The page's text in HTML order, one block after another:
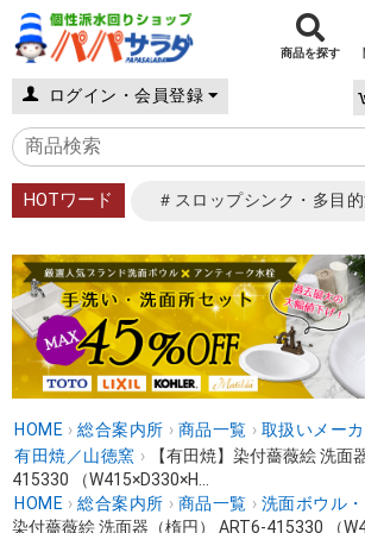
商品を探す
ログイン・会員登録
HOTワード ＃スロップシンク・多目
HOME › 総合案内所 › 商品一覧 › 取扱いメー
有田焼／山徳窯 ›
【有田焼】染付薔薇絵 洗面
415330 （W415×D330×H...
HOME › 総合案内所 › 商品一覧 › 洗面ボウル
染付薔薇絵 洗面器（楕円） ART6-415330 （